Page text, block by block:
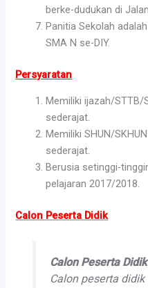
berke-dudukan di
Panitia Sekolah
SMA N se-DIY.
Persyaratan
Memiliki ijazah/STTB/
sederajat.
Memiliki SHUN/
sederajat.
Berusia setinggi-
pelajaran 2017/2018.
Calon Peserta Didik
Calon Peserta
Calon peserta